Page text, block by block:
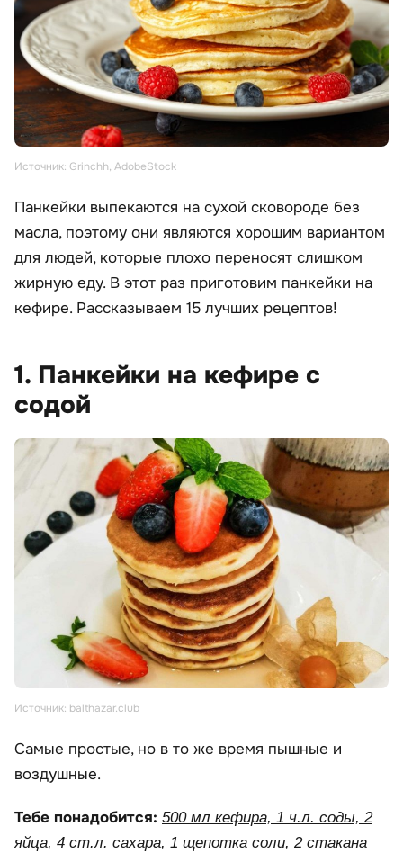
Источник: Grinchh, AdobeStock
Панкейки выпекаются на сухой сковороде без
масла, поэтому они являются хорошим вариантом
для людей, которые плохо переносят слишком
жирную еду. В этот раз приготовим панкейки на
кефире. Рассказываем 15 лучших рецептов!
1. Панкейки на кефире с
содой
Источник: balthazar.club
Самые простые, но в то же время пышные и
воздушные.
Тебе понадобится: 500 мл кефира, 1 ч.л. соды, 2
яйца, 4 ст.л. сахара, 1 щепотка соли, 2 стакана